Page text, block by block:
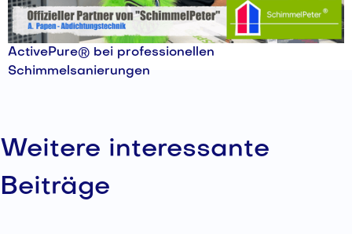
ActivePure® bei professionellen
Schimmelsanierungen
Weitere interessante
Beiträge